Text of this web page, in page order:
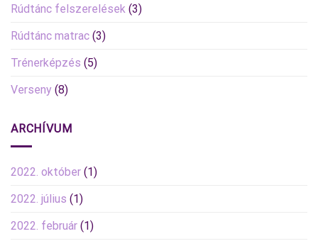
Rúdtánc felszerelések (3)
Rúdtánc matrac (3)
Trénerképzés (5)
Verseny (8)
ARCHÍVUM
2022. október (1)
2022. július (1)
2022. február (1)